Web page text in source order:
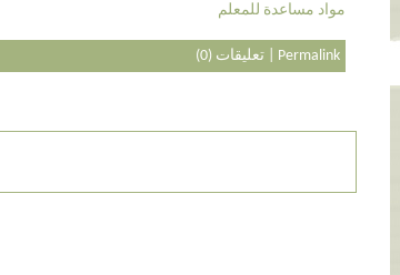
مواد مساعدة للمعلم
Permalink
|تعليقات (0)